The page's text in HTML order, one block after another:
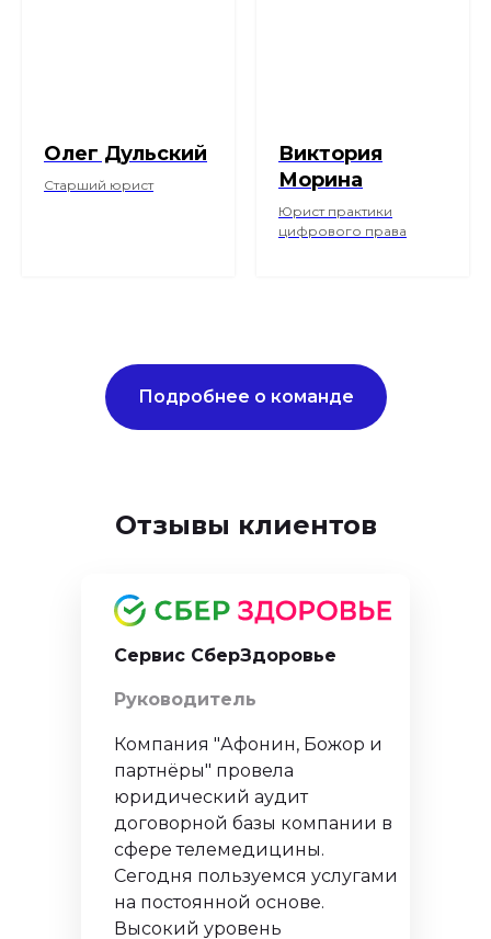
Олег Дульский
Старший юрист
Виктория
Морина
Юрист практики
цифрового права
Подробнее о команде
Отзывы клиентов
Сервис СберЗдоровье
Компания "Афонин, Божор и
партнёры" провела
юридический аудит
договорной базы компании в
сфере телемедицины.
Сегодня пользуемся услугами
на постоянной основе.
Высокий уровень
Руководитель